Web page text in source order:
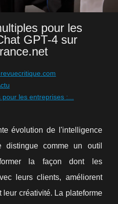
pour les
GPT-4 sur
les entreprises :...
évolution de l'intelligence
distingue comme un outil
la façon dont les
leurs clients, améliorent
leur créativité. La plateforme